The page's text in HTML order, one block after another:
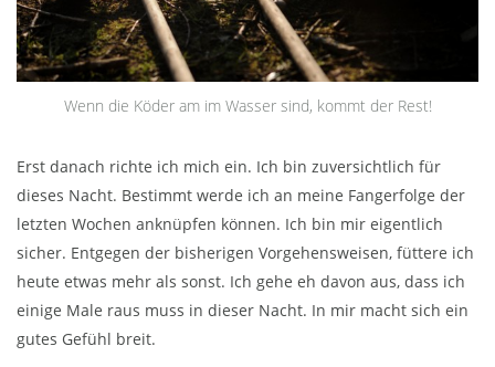
Wenn die Köder am im Wasser sind, kommt der Rest!
Erst danach richte ich mich ein. Ich bin zuversichtlich für
dieses Nacht. Bestimmt werde ich an meine Fangerfolge der
letzten Wochen anknüpfen können. Ich bin mir eigentlich
sicher. Entgegen der bisherigen Vorgehensweisen, füttere ich
heute etwas mehr als sonst. Ich gehe eh davon aus, dass ich
einige Male raus muss in dieser Nacht. In mir macht sich ein
gutes Gefühl breit.